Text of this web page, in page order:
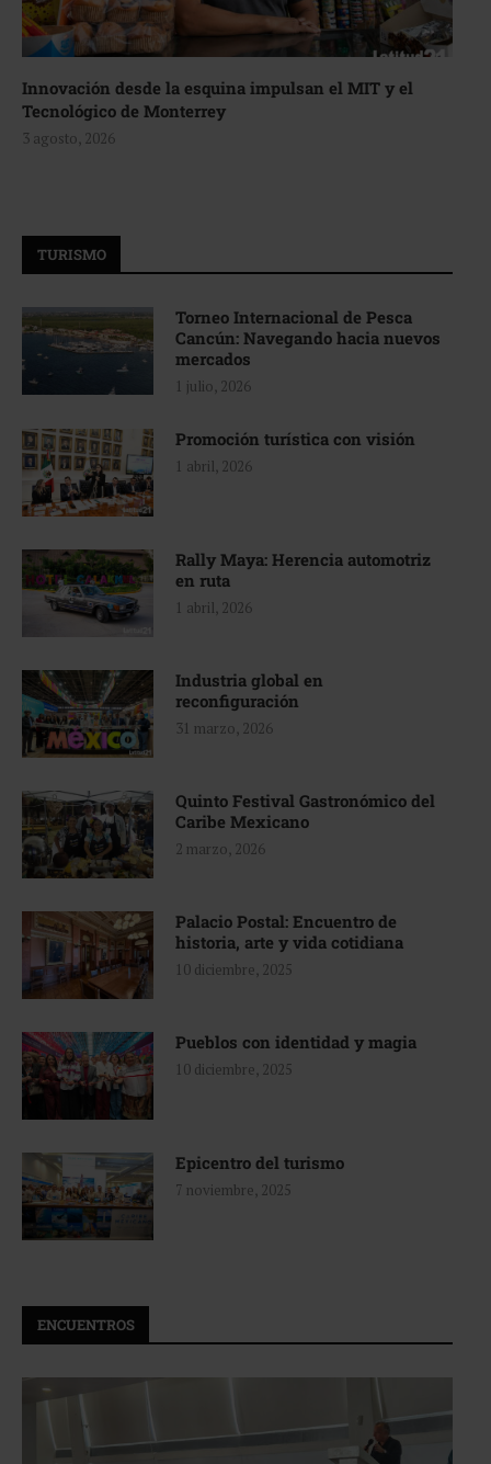
Innovación desde la esquina impulsan el MIT y el
Tecnológico de Monterrey
3 agosto, 2026
TURISMO
Torneo Internacional de Pesca
Cancún: Navegando hacia nuevos
mercados
1 julio, 2026
Promoción turística con visión
1 abril, 2026
Rally Maya: Herencia automotriz
en ruta
1 abril, 2026
Industria global en
reconfiguración
31 marzo, 2026
Quinto Festival Gastronómico del
Caribe Mexicano
2 marzo, 2026
Palacio Postal: Encuentro de
historia, arte y vida cotidiana
10 diciembre, 2025
Pueblos con identidad y magia
10 diciembre, 2025
Epicentro del turismo
7 noviembre, 2025
ENCUENTROS